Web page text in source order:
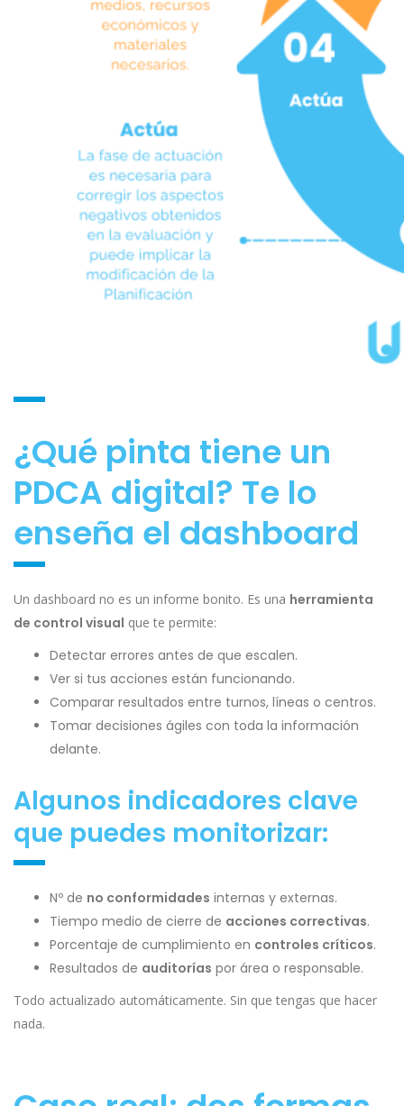
¿Qué pinta tiene un
PDCA digital? Te lo
enseña el dashboard
Un dashboard no es un informe bonito. Es una herramienta
de control visual que te permite:
Detectar errores antes de que escalen.
Ver si tus acciones están funcionando.
Comparar resultados entre turnos, líneas o centros.
Tomar decisiones ágiles con toda la información
delante.
Algunos indicadores clave
que puedes monitorizar:
Nº de no conformidades internas y externas.
Tiempo medio de cierre de acciones correctivas.
Porcentaje de cumplimiento en controles críticos.
Resultados de auditorías por área o responsable.
Todo actualizado automáticamente. Sin que tengas que hacer
nada.